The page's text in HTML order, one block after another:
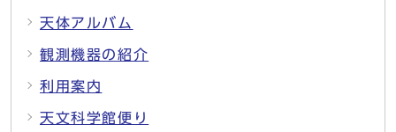
天体アルバム
観測機器の紹介
利用案内
天文科学館便り